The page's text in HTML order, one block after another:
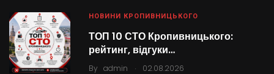
НОВИНИ КРОПИВНИЦЬКОГО
ТОП 10 СТО Кропивницького:
рейтинг, відгуки…
By admin . 02.08.2026